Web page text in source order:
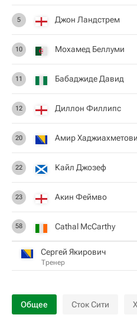
5 Джон Ландстрем
10 Мохамед Беллуми
11 Бабаджиде Давид
12 Диллон Филлипс
20 Амир
22 Кайл Джозеф
23 Акин Феймво
58 Cathal McCarthy
Сергей Якирович
Тренер
Общее Сток Сити